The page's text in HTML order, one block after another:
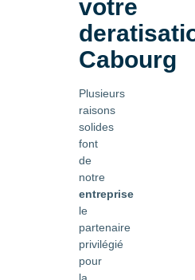
votre
Cabourg
Plusieurs
raisons
solides
font
de
notre
entreprise
le
partenaire
privilégié
pour